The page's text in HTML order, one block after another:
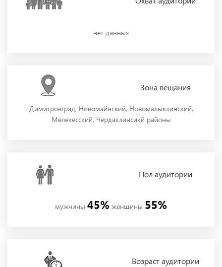
нет данных
Зона вещания
Димитровград, Новомайнский, Новомалыклинский,
Мелекесский, Чердаклинсикй районы
Полаудитории
мужчины 45% женщины 55%
Возраст аудитории